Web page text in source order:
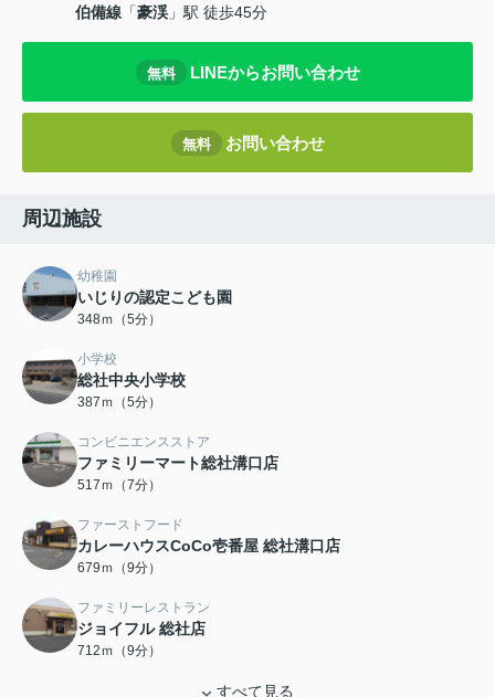
伯備線 「豪渓 」駅 徒歩45分
無料 LINEからお問い合わせ
無料 お問い合わせ
周辺施設
幼稚園
いじりの認定こども園
348ｍ（5分）
小学校
総社中央小学校
387ｍ（5分）
コンビニエンスストア
ファミリーマート総社溝口店
517ｍ（7分）
ファーストフード
カレーハウスCoCo壱番屋 総社溝口店
679ｍ（9分）
ファミリーレストラン
ジョイフル 総社店
712ｍ（9分）
すべて見る